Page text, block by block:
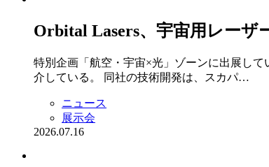
Orbital Lasers、宇宙用レーザ
特別企画「航空・宇宙×光」ゾーンに出展し
介している。 同社の技術開発は、スカパ…
ニュース
展示会
2026.07.16